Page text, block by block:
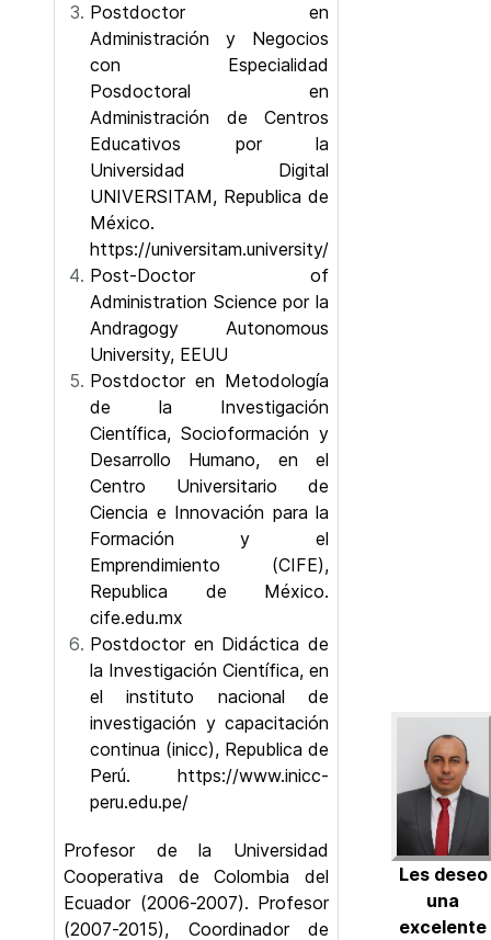
Postdoctor en
Administración y Negocios
con Especialidad
Posdoctoral en
Administración de Centros
Educativos por la
Universidad Digital
UNIVERSITAM, Republica de
México.
https://universitam.university/
Post-Doctor of
Administration Science por la
Andragogy Autonomous
University, EEUU
Postdoctor en Metodología
de la Investigación
Científica, Socioformación y
Desarrollo Humano, en el
Centro Universitario de
Ciencia e Innovación para la
Formación y el
Emprendimiento (CIFE),
Republica de México.
cife.edu.mx
Postdoctor en Didáctica de
la Investigación Científica, en
el instituto nacional de
investigación y capacitación
continua (inicc), Republica de
Perú. https://www.inicc-
peru.edu.pe/
Profesor de la Universidad
Cooperativa de Colombia del
Ecuador (2006-2007). Profesor
(2007-2015), Coordinador de
Les deseo
una
excelente